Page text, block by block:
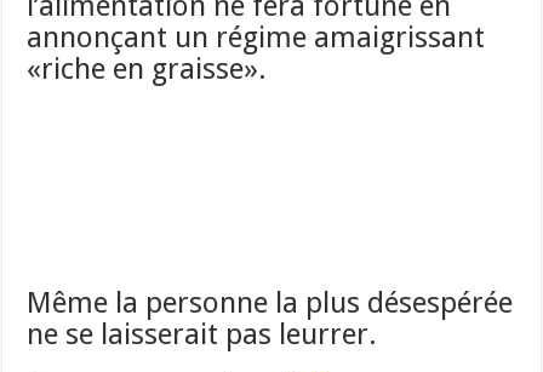
annonçant un régime amaigrissant
«riche en graisse».
Même la personne la plus désespérée
ne se laisserait pas leurrer.